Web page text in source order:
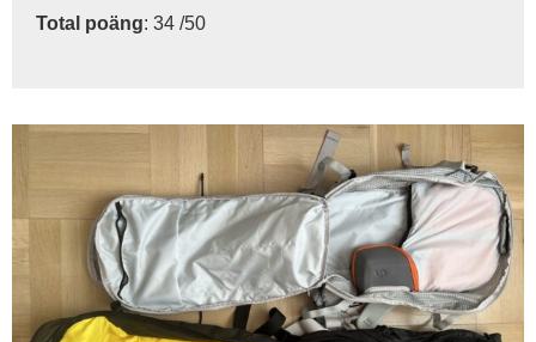
Total poäng: 34 /50